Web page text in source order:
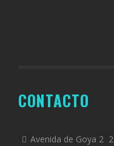
CONTACTO
Avenida de Goya 2